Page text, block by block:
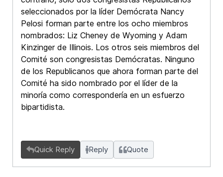
seleccionados por la líder Demócrata Nancy
Pelosi forman parte entre los ocho miembros
nombrados: Liz Cheney de Wyoming y Adam
Kinzinger de Illinois. Los otros seis miembros del
Comité son congresistas Demócratas. Ninguno
de los Republicanos que ahora forman parte del
Comité ha sido nombrado por el líder de la
minoría como correspondería en un esfuerzo
bipartidista.
Quick Reply Reply Quote